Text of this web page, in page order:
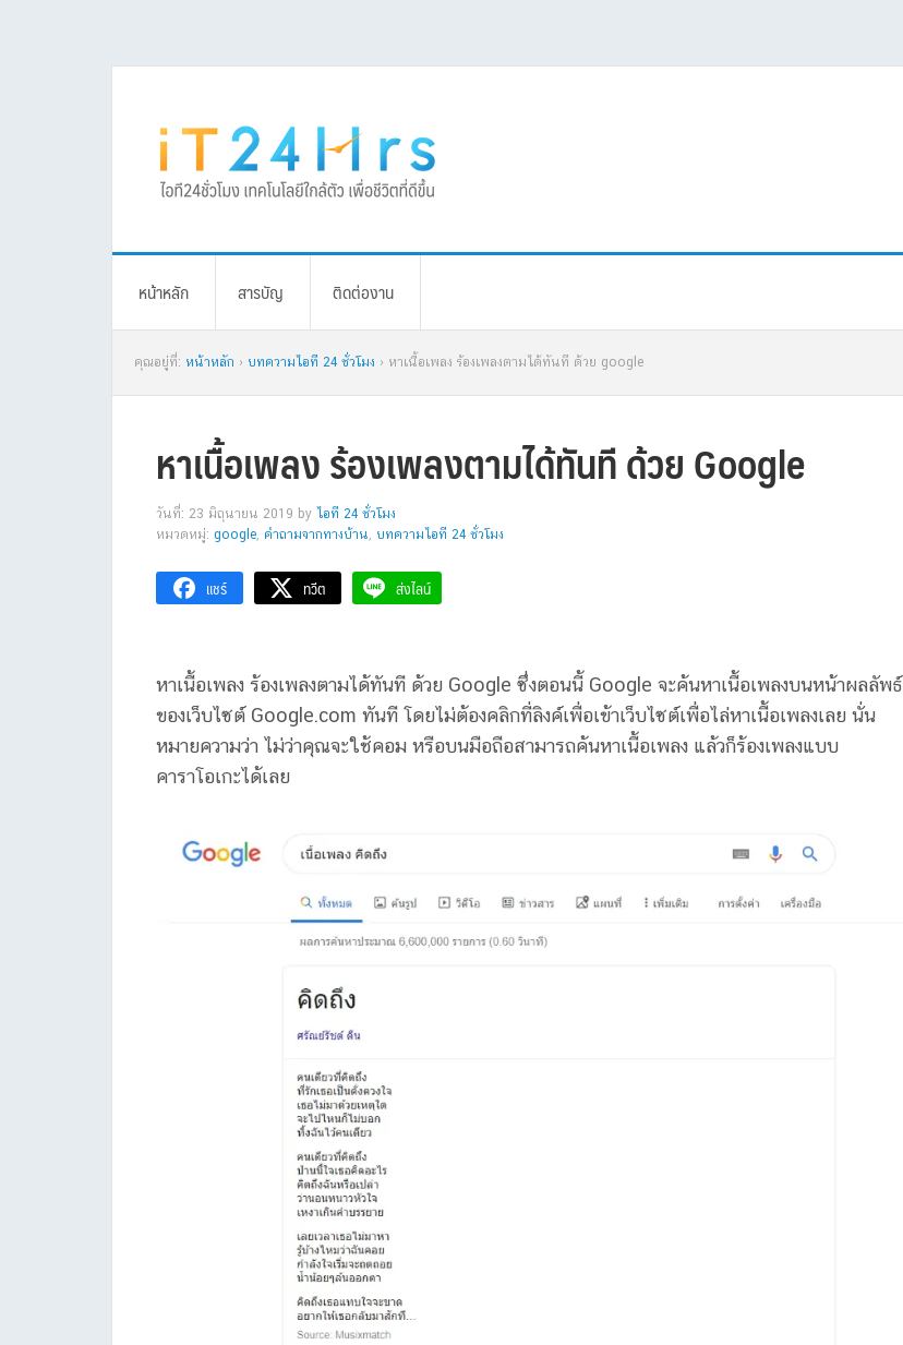
หน้าหลัก สารบัญ ติดต่องาน
คุณอยู่ที่: หน้าหลัก › บทความไอที 24 ชั่วโมง › หาเนื้อเพลง ร้องเพลงตามได้ทันที ด้วย google
หาเนื้อเพลง ร้องเพลงตามได้ทันที ด้วย Google
วันที่: 23 มิถุนายน 2019 by ไอที 24 ชั่วโมง
หมวดหมู่: google, คำถามจากทางบ้าน, บทความไอที 24 ชั่วโมง
แชร์ ทวีต ส่งไลน์
หาเนื้อเพลง ร้องเพลงตามได้ทันที ด้วย Google ซึ่งตอนนี้ Google จะค้นหาเนื้อเพลงบนหน้าผลลัพธ์
ของเว็บไซต์ Google.com ทันที โดยไม่ต้องคลิกที่ลิงค์เพื่อเข้าเว็บไซต์เพื่อไล่หาเนื้อเพลงเลย นั่น
หมายความว่า ไม่ว่าคุณจะใช้คอม หรือบนมือถือสามารถค้นหาเนื้อเพลง แล้วก็ร้องเพลงแบบ
คาราโอเกะได้เลย